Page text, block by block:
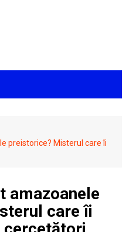
preistorice? Misterul care îi
amazoanele
care îi